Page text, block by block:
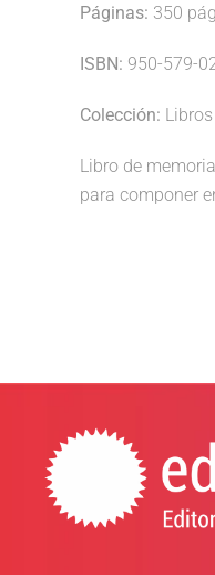
Páginas: 350
ISBN: 950-579-
Colección:
Libro de
para componer